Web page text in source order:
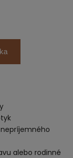
alebo rodinné